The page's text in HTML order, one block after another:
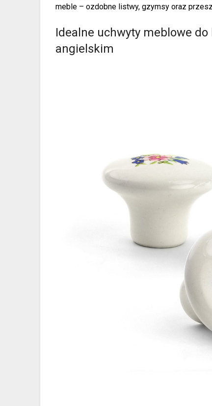
meble – ozdobne listwy, gzymsy oraz
Idealne uchwyty meblowe
angielskim